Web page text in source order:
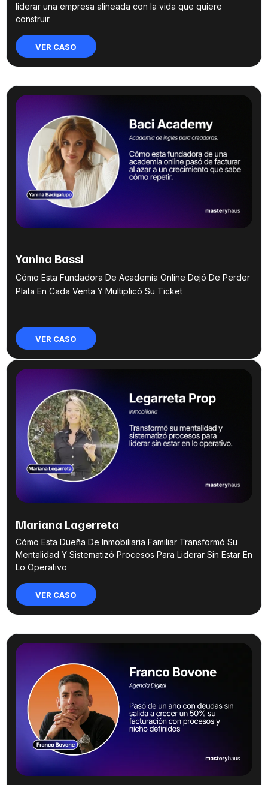
liderar una empresa alineada con la vida que quiere
construir.
VER CASO
Yanina Bassi
Cómo Esta Fundadora De Academia Online Dejó De Perder
Plata En Cada Venta Y Multiplicó Su Ticket
VER CASO
Mariana Lagerreta
Cómo Esta Dueña De Inmobiliaria Familiar Transformó Su
Mentalidad Y Sistematizó Procesos Para Liderar Sin Estar En
Lo Operativo
VER CASO